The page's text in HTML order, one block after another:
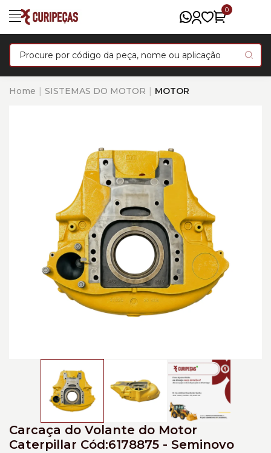
0
Home SISTEMAS DO MOTOR MOTOR
Carcaça do Volante do Motor
Caterpillar Cód:6178875 - Seminovo